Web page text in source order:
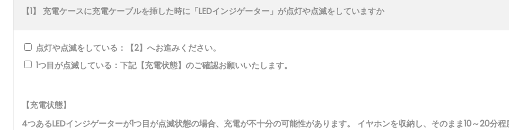
【1】 充電ケースに充電ケーブルを挿した時に「LEDインジゲーター」が点灯や点滅をしていますか
点灯や点滅をしている：【2】へお進みください。
1つ目が点滅している：下記【充電状態】のご確認お願いいたします。
【充電状態】
4つあるLEDインジゲーターが1つ目が点滅状態の場合、充電が不十分の可能性があります。
イヤホンを収納し、そのまま10～20分